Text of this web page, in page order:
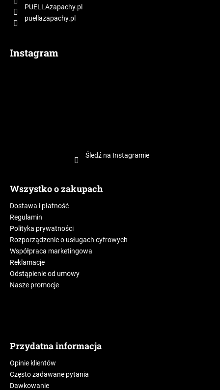
PUELLAzapachy.pl
puellazapachy.pl
Instagram
Śledź na Instagramie
Wszystko o zakupach
Dostawa i płatność
Regulamin
Polityka prywatności
Rozporządzenie o usługach cyfrowych
Współpraca marketingowa
Reklamacje
Odstąpienie od umowy
Nasze promocje
Przydatna informacja
Opinie klientów
Często zadawane pytania
Dawkowanie